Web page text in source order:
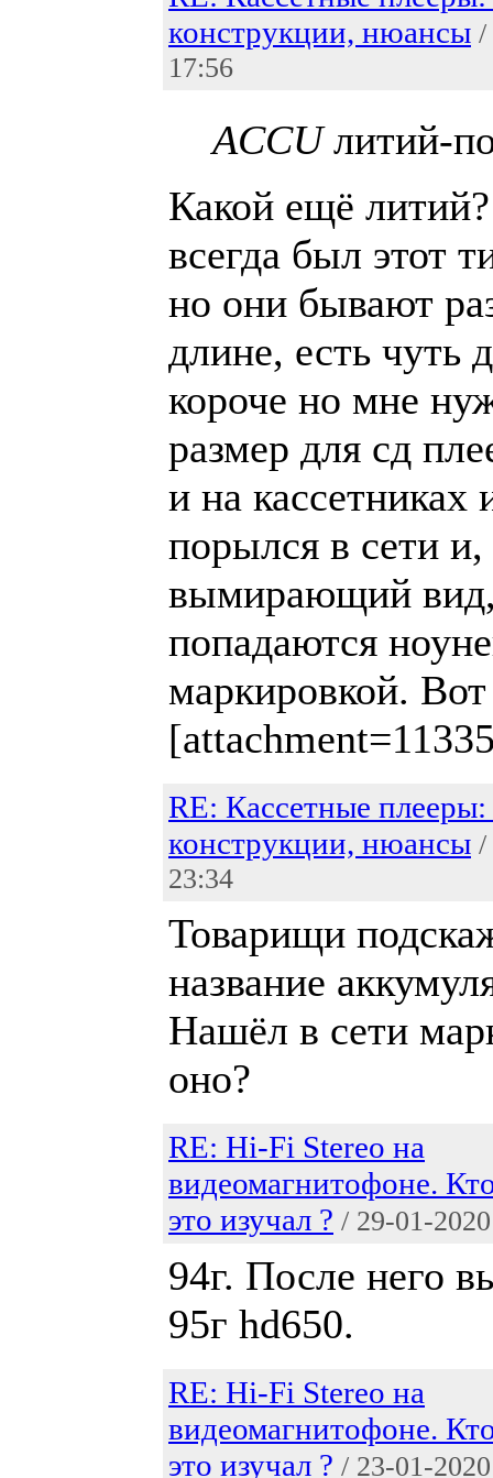
конструкции, нюансы /
17:56
ACCUлитий-
Какой ещё
всегда был этот
но они бывают
длине, есть чуть
короче но мне
размер для сд
и на
порылся в сети и,
вымирающий
попадаются
маркировкой.
RE: Кассетные плееры:
конструкции, нюансы /
23:34
Товарищи
название
Нашёл в сети
оно?
RE: Hi-Fi Stereo на
видеомагнитофоне.
это изучал ? / 29-01-
94г. После него
95г hd650.
RE: Hi-Fi Stereo на
видеомагнитофоне.
это изучал ? / 23-01-